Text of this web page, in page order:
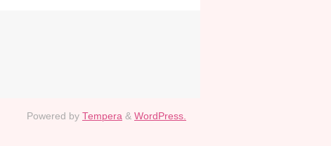
Powered by Tempera & WordPress.